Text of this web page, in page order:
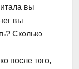
вы
вы
Сколько
после того,